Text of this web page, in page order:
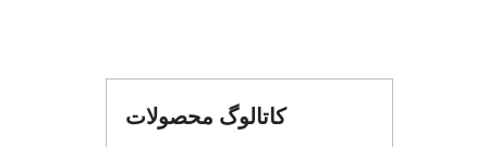
کاتالوگ محصولات